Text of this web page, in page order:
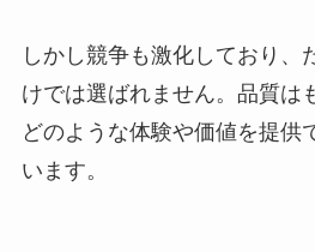
しかし競争も激化しており、
けでは選ばれません。品質は
どのような体験や価値を提供
います。